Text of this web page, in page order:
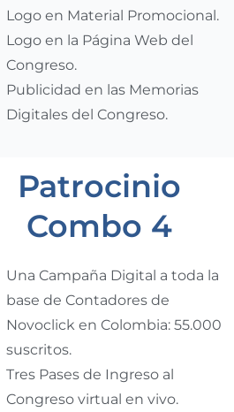
Logo en Material Promocional.
Logo en la Página Web del
Congreso.
Publicidad en las Memorias
Digitales del Congreso.
Patrocinio
Combo 4
Una Campaña Digital a toda la
base de Contadores de
Novoclick en Colombia: 55.000
suscritos.
Tres Pases de Ingreso al
Congreso virtual en vivo.